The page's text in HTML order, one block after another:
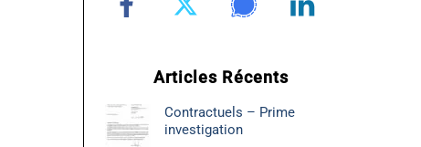
Articles Récents
Contractuels – Prime
investigation